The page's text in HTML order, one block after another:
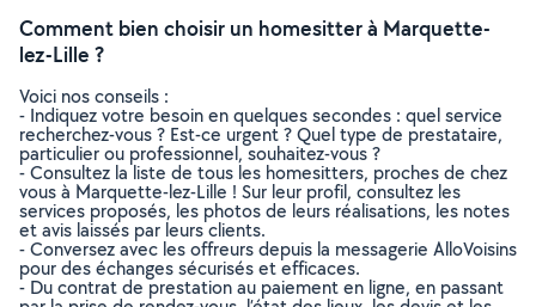
Comment bien choisir un homesitter à Marquette-
lez-Lille ?
Voici nos conseils :
- Indiquez votre besoin en quelques secondes : quel service
recherchez-vous ? Est-ce urgent ? Quel type de prestataire,
particulier ou professionnel, souhaitez-vous ?
- Consultez la liste de tous les homesitters, proches de chez
vous à Marquette-lez-Lille ! Sur leur profil, consultez les
services proposés, les photos de leurs réalisations, les notes
et avis laissés par leurs clients.
- Conversez avec les offreurs depuis la messagerie AlloVoisins
pour des échanges sécurisés et efficaces.
- Du contrat de prestation au paiement en ligne, en passant